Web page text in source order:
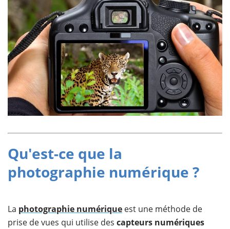
Qu'est-ce que la
photographie numérique ?
La photographie numérique est une méthode de
prise de vues qui utilise des capteurs numériques